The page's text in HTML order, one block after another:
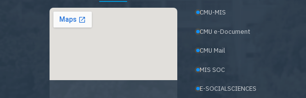
CMU-MIS
CMU e-Document
CMU Mail
MIS SOC
E-SOCIALSCIENCES